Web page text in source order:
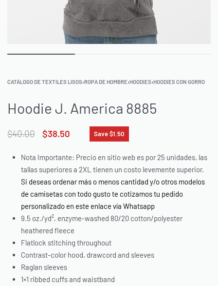
CATÁLOGO DE TEXTILES LISOS›ROPA DE HOMBRE›HOODIES›HOODIES CON GORRO
Hoodie J. America 8885
$40.00 $38.50 Save $1.50
Nota Importante: Precio en sitio web es por 25 unidades, las
tallas superiores a 2XL tienen un costo levemente superior.
Si deseas ordenar más o menos cantidad y/o otros modelos
de camisetas con todo gusto te cotizamos tu pedido
personalizado en este enlace vía Whatsapp
9.5 oz./yd², enzyme-washed 80/20 cotton/polyester
heathered fleece
Flatlock stitching throughout
Contrast-color hood, drawcord and sleeves
Raglan sleeves
1×1 ribbed cuffs and waistband